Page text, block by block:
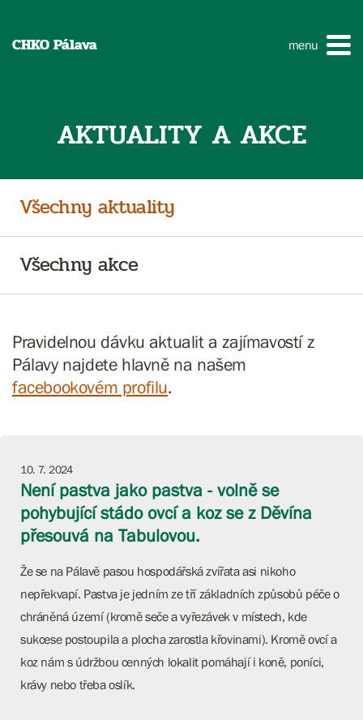
CHKO Pálava menu
AKTUALITY A AKCE
Všechny aktuality
Všechny akce
Pravidelnou dávku aktualit a zajímavostí z
Pálavy najdete hlavně na našem
facebookovém profilu.
10. 7. 2024
Není pastva jako pastva - volně se
pohybující stádo ovcí a koz se z Děvína
přesouvá na Tabulovou.
Že se na Pálavě pasou hospodářská zvířata asi nikoho
nepřekvapí. Pastva je jedním ze tří základních způsobů péče o
chráněná území (kromě seče a vyřezávek v místech, kde
sukcese postoupila a plocha zarostla křovinami). Kromě ovcí a
koz nám s údržbou cenných lokalit pomáhají i koně, poníci,
krávy nebo třeba oslík.